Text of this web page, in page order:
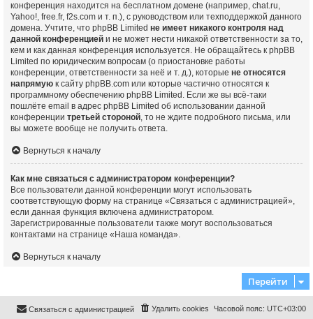
конференция находится на бесплатном домене (например, chat.ru,
Yahoo!, free.fr, f2s.com и т. п.), с руководством или техподдержкой данного
домена. Учтите, что phpBB Limited не имеет никакого контроля над
данной конференцией и не может нести никакой ответственности за то,
кем и как данная конференция используется. Не обращайтесь к phpBB
Limited по юридическим вопросам (о приостановке работы
конференции, ответственности за неё и т. д.), которые не относятся
напрямую к сайту phpBB.com или которые частично относятся к
программному обеспечению phpBB Limited. Если же вы всё-таки
пошлёте email в адрес phpBB Limited об использовании данной
конференции третьей стороной, то не ждите подробного письма, или
вы можете вообще не получить ответа.
Вернуться к началу
Как мне связаться с администратором конференции?
Все пользователи данной конференции могут использовать
соответствующую форму на странице «Связаться с администрацией»,
если данная функция включена администратором.
Зарегистрированные пользователи также могут воспользоваться
контактами на странице «Наша команда».
Вернуться к началу
Перейти
Часовой пояс: UTC+03:00
Удалить cookies
Связаться с администрацией